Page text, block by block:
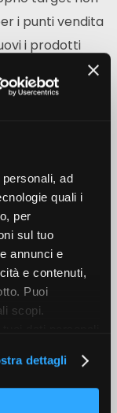
ad
quali i
per
sul tuo
annunci e
e contenuti,
Puoi
scopi.
qualsiasi
Utilizziamo i
dettagli
i punti vendita
i prodotti
un ribasso di
con